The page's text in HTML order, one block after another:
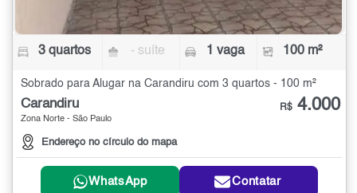
3 quartos - suíte 1 vaga 100 m²
Sobrado para Alugar na Carandiru com 3 quartos - 100 m²
Carandiru
Zona Norte - São Paulo
Endereço no círculo do mapa
R$ 4.000
WhatsApp Contatar